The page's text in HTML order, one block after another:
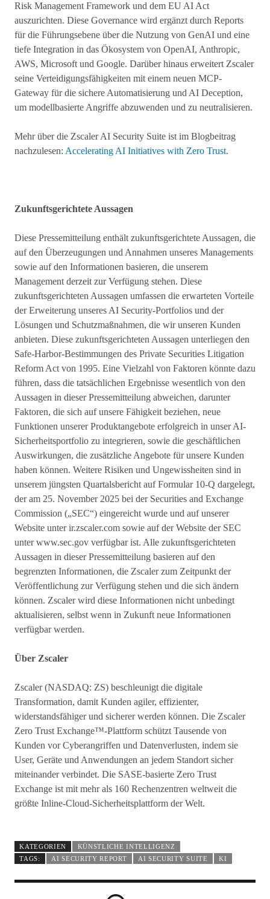
Risk Management Framework und dem EU AI Act
auszurichten. Diese Governance wird ergänzt durch Reports
für die Führungsebene über die Nutzung von GenAI und eine
tiefe Integration in das Ökosystem von OpenAI, Anthropic,
AWS, Microsoft und Google. Darüber hinaus erweitert Zscaler
seine Verteidigungsfähigkeiten mit einem neuen MCP-
Gateway für die sichere Automatisierung und AI Deception,
um modellbasierte Angriffe abzuwenden und zu neutralisieren.
Mehr über die Zscaler AI Security Suite ist im Blogbeitrag
nachzulesen: Accelerating AI Initiatives with Zero Trust.
Zukunftsgerichtete Aussagen
Diese Pressemitteilung enthält zukunftsgerichtete Aussagen, die
auf den Überzeugungen und Annahmen unseres Managements
sowie auf den Informationen basieren, die unserem
Management derzeit zur Verfügung stehen. Diese
zukunftsgerichteten Aussagen umfassen die erwarteten Vorteile
der Erweiterung unseres AI Security-Portfolios und der
Lösungen und Schutzmaßnahmen, die wir unseren Kunden
anbieten. Diese zukunftsgerichteten Aussagen unterliegen den
Safe-Harbor-Bestimmungen des Private Securities Litigation
Reform Act von 1995. Eine Vielzahl von Faktoren könnte dazu
führen, dass die tatsächlichen Ergebnisse wesentlich von den
Aussagen in dieser Pressemitteilung abweichen, darunter
Faktoren, die sich auf unsere Fähigkeit beziehen, neue
Funktionen unserer Produktangebote erfolgreich in unser AI-
Sicherheitsportfolio zu integrieren, sowie die geschäftlichen
Auswirkungen, die zusätzliche Angebote für unsere Kunden
haben können. Weitere Risiken und Ungewissheiten sind in
unserem jüngsten Quartalsbericht auf Formular 10-Q dargelegt,
der am 25. November 2025 bei der Securities and Exchange
Commission („SEC“) eingereicht wurde und auf unserer
Website unter ir.zscaler.com sowie auf der Website der SEC
unter www.sec.gov verfügbar ist. Alle zukunftsgerichteten
Aussagen in dieser Pressemitteilung basieren auf den
begrenzten Informationen, die Zscaler zum Zeitpunkt der
Veröffentlichung zur Verfügung stehen und die sich ändern
können. Zscaler wird diese Informationen nicht unbedingt
aktualisieren, selbst wenn in Zukunft neue Informationen
verfügbar werden.
Über Zscaler
Zscaler (NASDAQ: ZS) beschleunigt die digitale
Transformation, damit Kunden agiler, effizienter,
widerstandsfähiger und sicherer werden können. Die Zscaler
Zero Trust Exchange™-Plattform schützt Tausende von
Kunden vor Cyberangriffen und Datenverlusten, indem sie
User, Geräte und Anwendungen an jedem Standort sicher
miteinander verbindet. Die SASE-basierte Zero Trust
Exchange ist mit mehr als 160 Rechenzentren weltweit die
größte Inline-Cloud-Sicherheitsplattform der Welt.
KATEGORIEN
KÜNSTLICHE INTELLIGENZ
TAGS:
AI SECURITY REPORT AI SECURITY SUITE KI